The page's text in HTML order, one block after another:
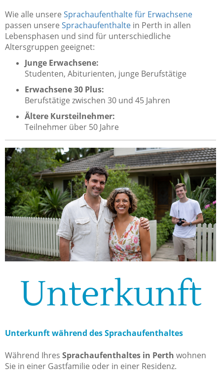
Wie alle unsere Sprachaufenthalte für Erwachsene
passen unsere Sprachaufenthalte in Perth in allen
Lebensphasen und sind für unterschiedliche
Altersgruppen geeignet:
Junge Erwachsene:
Studenten, Abiturienten, junge Berufstätige
Erwachsene 30 Plus:
Berufstätige zwischen 30 und 45 Jahren
Ältere Kursteilnehmer:
Teilnehmer über 50 Jahre
Unterkunft
Unterkunft während des Sprachaufenthaltes
Während Ihres Sprachaufenthaltes in Perth wohnen
Sie in einer Gastfamilie oder in einer Residenz.